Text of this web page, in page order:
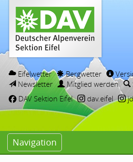
Eifelwetter Bergwetter
Newsletter
Mitglied werden
DAV Sektion Eifel
dav.eifel
Navigation